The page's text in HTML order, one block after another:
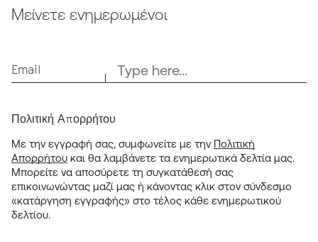
Μείνετε ενημερωμένοι
Email
Πολιτική Απορρήτου
Με την εγγραφή σας, συμφωνείτε με την Πολιτική
Απορρήτου και θα λαμβάνετε τα ενημερωτικά δελτία μας.
Μπορείτε να αποσύρετε τη συγκατάθεσή σας
επικοινωνώντας μαζί μας ή κάνοντας κλικ στον σύνδεσμο
«κατάργηση εγγραφής» στο τέλος κάθε ενημερωτικού
δελτίου.